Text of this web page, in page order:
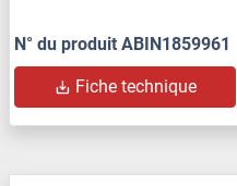
N° du produit ABIN1859961
Fiche technique